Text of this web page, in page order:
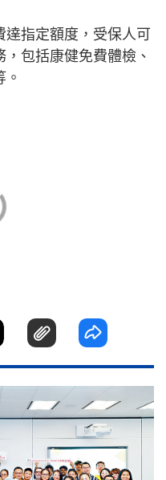
指定額度，受保人可
包括康健免費體檢、